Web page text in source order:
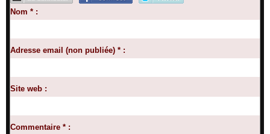
Nom * :
Adresse email (non publiée) * :
Site web :
Commentaire * :